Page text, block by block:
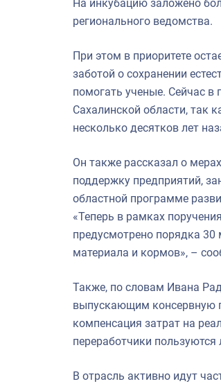
На инкубацию заложено
регионального ведомства.
При этом в приоритете
заботой о сохранении
помогать ученые. Сейчас в
Сахалинской области, так
несколько десятков лет
Он также рассказал о
поддержку предприятий,
областной программе
«Теперь в рамках
предусмотрено порядка 30
материала и кормов», –
Также, по словам Ивана
выпускающим консервную
компенсация затрат на
переработчики
В отрасль активно идут